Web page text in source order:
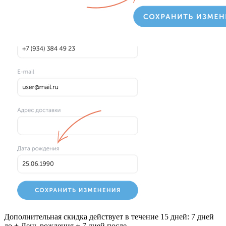
Дополнительная скидка действует в течение 15 дней: 7 дней